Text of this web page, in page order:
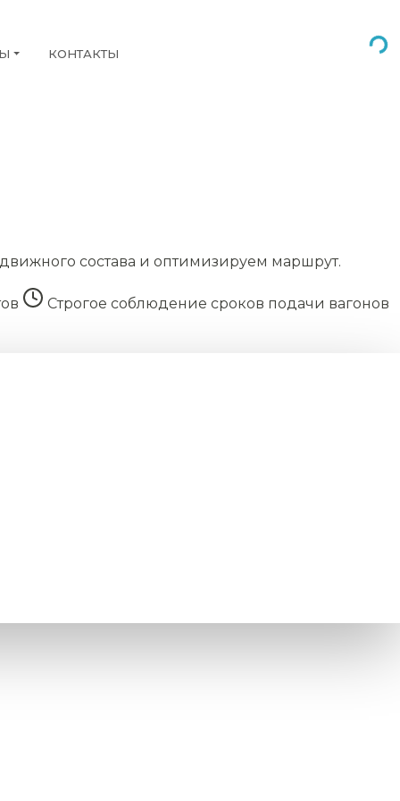
КОНТАКТЫ
состава и оптимизируем маршрут.
Строгое соблюдение сроков подачи вагонов